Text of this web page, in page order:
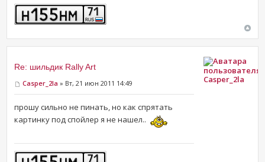
Re: шильдик Rally Art
Casper_2la » Вт, 21 июн 2011 14:49
прошу сильно не пинать, но как спрятать
картинку под спойлер я не нашел..
Casper_2la